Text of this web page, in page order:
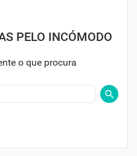
PELO INCÓMODO
o que procura